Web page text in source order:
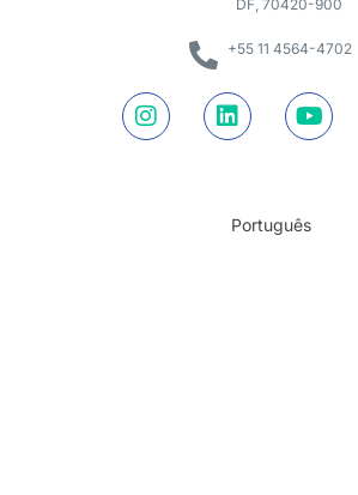
DF, 70420-900
+55 11 4564-4702
Português